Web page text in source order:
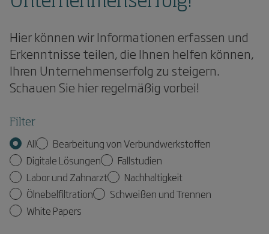
Hier können wir Informationen erfassen und
Erkenntnisse teilen, die Ihnen helfen können,
Ihren Unternehmenserfolg zu steigern.
Schauen Sie hier regelmäßig vorbei!
Filter
All
Bearbeitung von Verbundwerkstoffen
Digitale Lösungen
Fallstudien
Labor und Zahnarzt
Nachhaltigkeit
Ölnebelfiltration
Schweißen und Trennen
White Papers